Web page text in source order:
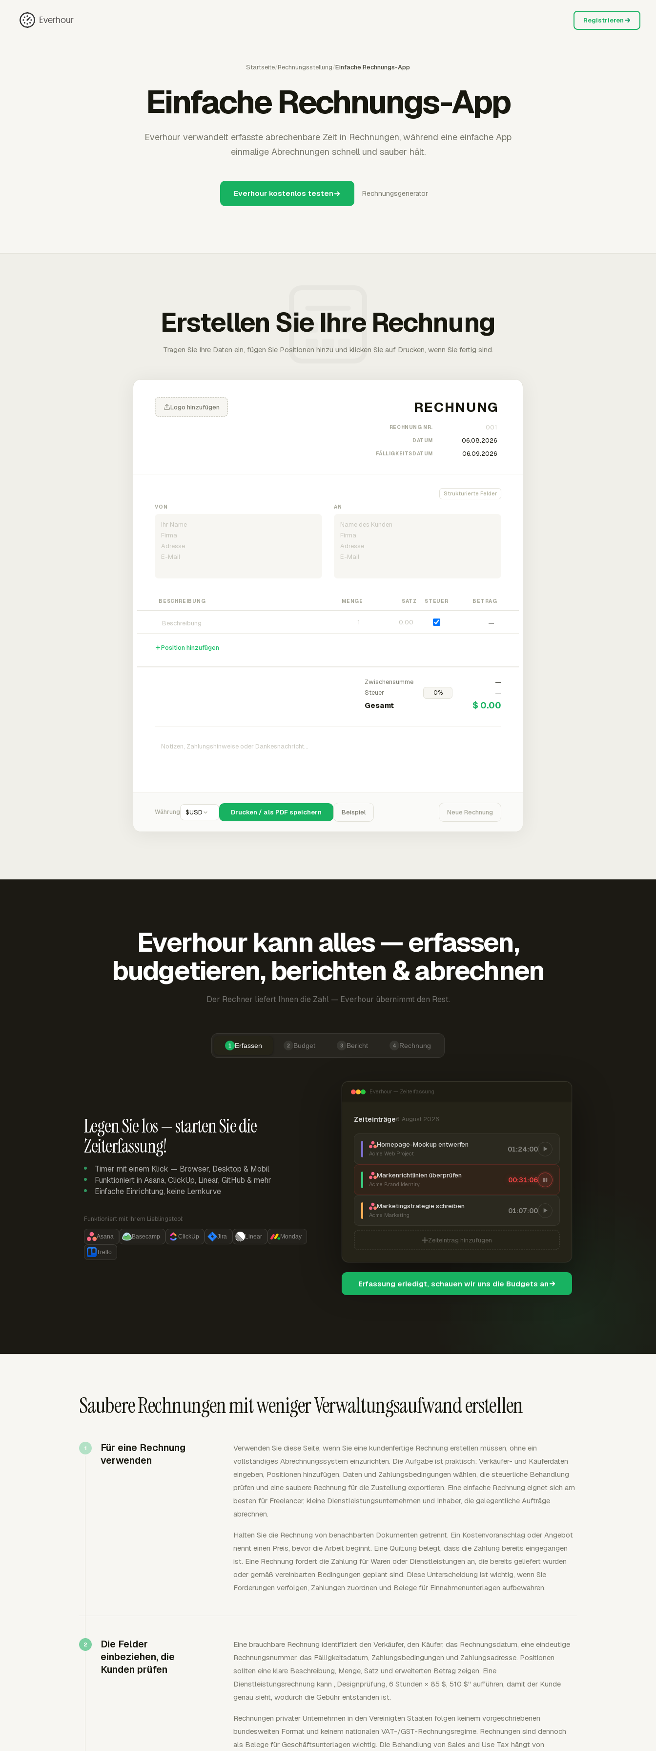
Everhour Registrieren
Startseite/Rechnungsstellung/Einfache Rechnungs-App
Einfache Rechnungs-App
Everhour verwandelt erfasste abrechenbare Zeit in Rechnungen, während eine einfache App
einmalige Abrechnungen schnell und sauber hält.
Everhour kostenlos testen Rechnungsgenerator
Erstellen Sie Ihre Rechnung
Tragen Sie Ihre Daten ein, fügen Sie Positionen hinzu und klicken Sie auf Drucken, wenn Sie fertig sind.
Logo hinzufügen
RECHNUNG NR.
DATUM
FÄLLIGKEITSDATUM
Strukturierte Felder
VON AN
BESCHREIBUNG MENGE SATZ STEUER BETRAG
—
Position hinzufügen
Zwischensumme
—
Steuer
—
Gesamt $ 0.00
Währung $USD Drucken / als PDF speichern Beispiel Neue Rechnung
Everhour kann alles — erfassen,
budgetieren, berichten & abrechnen
Der Rechner liefert Ihnen die Zahl — Everhour übernimmt den Rest.
1 Erfassen 2 Budget 3 Bericht 4 Rechnung
Legen Sie los — starten Sie die
Zeiterfassung!
Timer mit einem Klick — Browser, Desktop & Mobil
Funktioniert in Asana, ClickUp, Linear, GitHub & mehr
Einfache Einrichtung, keine Lernkurve
Funktioniert mit Ihrem Lieblingstool:
Asana Basecamp ClickUp Jira Linear Monday
Trello
Everhour — Zeiterfassung
Zeiteinträge6. August 2026
Homepage-Mockup entwerfen
Acme Web Project
01:24:00
Markenrichtlinien überprüfen
Acme Brand Identity
00:31:07
Marketingstrategie schreiben
Acme Marketing
01:07:00
Zeiteintrag hinzufügen
Erfassung erledigt, schauen wir uns die Budgets an
Saubere Rechnungen mit weniger Verwaltungsaufwand erstellen
Für eine Rechnung
verwenden
Verwenden Sie diese Seite, wenn Sie eine kundenfertige Rechnung erstellen müssen, ohne ein
vollständiges Abrechnungssystem einzurichten. Die Aufgabe ist praktisch: Verkäufer- und Käuferdaten
eingeben, Positionen hinzufügen, Daten und Zahlungsbedingungen wählen, die steuerliche Behandlung
prüfen und eine saubere Rechnung für die Zustellung exportieren. Eine einfache Rechnung eignet sich am
besten für Freelancer, kleine Dienstleistungsunternehmen und Inhaber, die gelegentliche Aufträge
abrechnen.
Halten Sie die Rechnung von benachbarten Dokumenten getrennt. Ein Kostenvoranschlag oder Angebot
nennt einen Preis, bevor die Arbeit beginnt. Eine Quittung belegt, dass die Zahlung bereits eingegangen
ist. Eine Rechnung fordert die Zahlung für Waren oder Dienstleistungen an, die bereits geliefert wurden
oder gemäß vereinbarten Bedingungen geplant sind. Diese Unterscheidung ist wichtig, wenn Sie
Forderungen verfolgen, Zahlungen zuordnen und Belege für Einnahmenunterlagen aufbewahren.
Die Felder
einbeziehen, die
Kunden prüfen
Eine brauchbare Rechnung identifiziert den Verkäufer, den Käufer, das Rechnungsdatum, eine eindeutige
Rechnungsnummer, das Fälligkeitsdatum, Zahlungsbedingungen und Zahlungsadresse. Positionen
sollten eine klare Beschreibung, Menge, Satz und erweiterten Betrag zeigen. Eine
Dienstleistungsrechnung kann „Designprüfung, 6 Stunden × 85 $, 510 $" aufführen, damit der Kunde
genau sieht, wodurch die Gebühr entstanden ist.
Rechnungen privater Unternehmen in den Vereinigten Staaten folgen keinem vorgeschriebenen
bundesweiten Format und keinem nationalen VAT-/GST-Rechnungsregime. Rechnungen sind dennoch
als Belege für Geschäftsunterlagen wichtig. Die Behandlung von Sales and Use Tax hängt von